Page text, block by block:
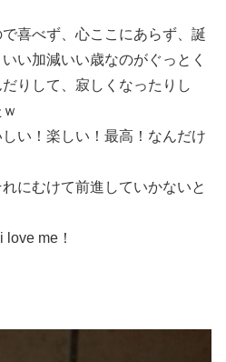
喜べず、心ここにあらず、誕
い加減いい歳なのがぐっとく
りして、寂しくなったりし
い！楽しい！最高！なんだけ
にむけて前進していかないと
love me！